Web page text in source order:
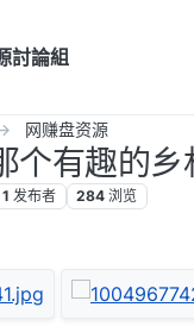
討論組
网赚盘资源
个有趣的
1 发布者 284 浏览